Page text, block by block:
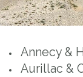
Annecy &
Aurillac &